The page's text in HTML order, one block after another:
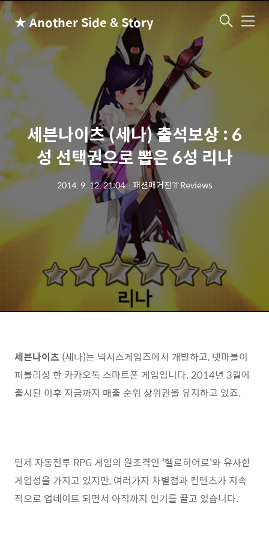
★ Another Side & Story 메
뉴
세븐나이츠 (세나) 출석보상 : 6
성 선택권으로 뽑은 6성 리나
2014. 9. 12. 21:04ㆍ 패션매거진👔Reviews
세븐나이츠 (세나)는 넥서스게임즈에서 개발하고, 넷마블이
퍼블리싱 한 카카오톡 스마트폰 게임입니다. 2014년 3월에
출시된 이후 지금까지 매출 순위 상위권을 유지하고 있죠.
턴제 자동전투 RPG 게임의 원조격인 '헬로히어로'와 유사한
게임성을 가지고 있지만, 여러가지 차별점과 컨텐츠가 지속
적으로 업데이트 되면서 아직까지 인기를 끌고 있습니다.